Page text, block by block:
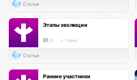
Статья
Этапы эволюции
0 < 1 мин.
Статья
Ранние участники